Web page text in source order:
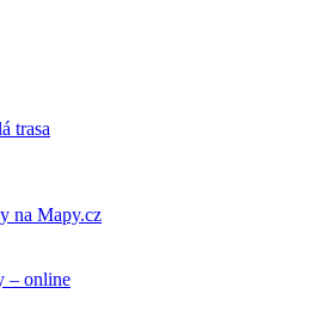
trasa
na Mapy.cz
– online